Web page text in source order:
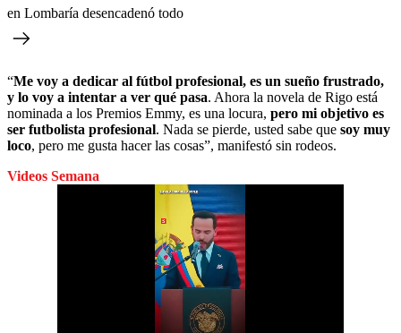
en Lombaría desencadenó todo
“Me voy a dedicar al fútbol profesional, es un sueño frustrado,
y lo voy a intentar a ver qué pasa. Ahora la novela de Rigo está
nominada a los Premios Emmy, es una locura, pero mi objetivo es
ser futbolista profesional. Nada se pierde, usted sabe que soy muy
loco, pero me gusta hacer las cosas”, manifestó sin rodeos.
Videos Semana